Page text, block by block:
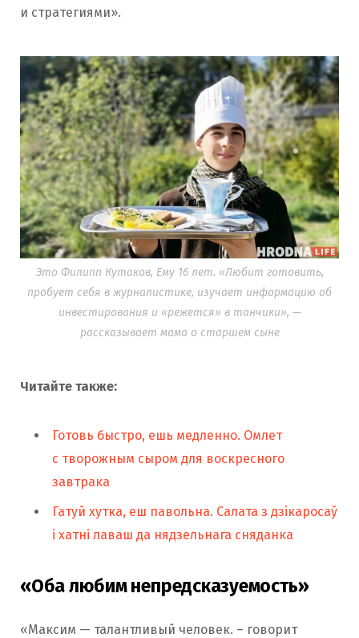
и стратегиями».
Это Филипп Кутаков, Ему 16 лет. «Любит готовить,
пробует себя в журналистике, изучает информацию об
инвестирования и «режется» в танчики», —
рассказывает мама о старшем сыне
Читайте также:
Готовь быстро, ешь медленно. Омлет
с творожным сыром для воскресного
завтрака
Гатуй хутка, еш павольна. Салата з дзікаросаў
і хатні лаваш да нядзельнага сняданка
«Оба любим непредсказуемость»
«Максим — талантливый человек. – говорит